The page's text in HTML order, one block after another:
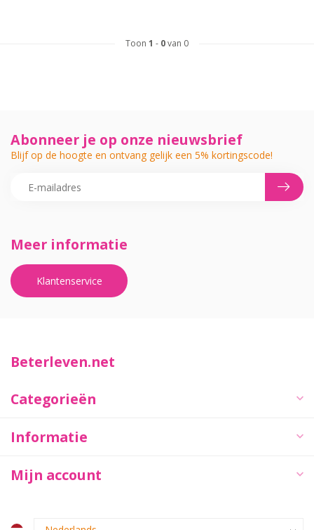
Toon 1 - 0van 0
Meer informatie
Klantenservice
Abonneer je op onze nieuwsbrief
Blijf op de hoogte en ontvang gelijk een 5% kortingscode!
Beterleven.net
Categorieën
Informatie
Mijn account